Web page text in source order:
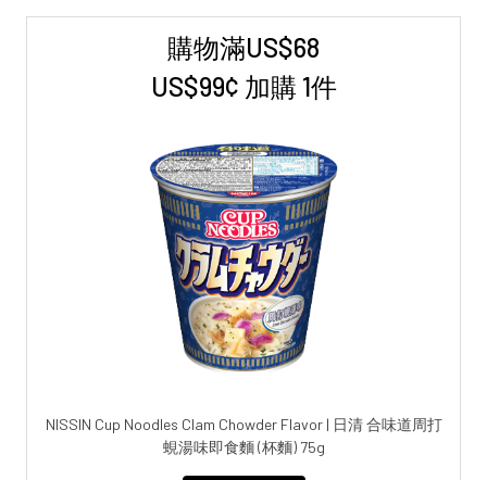
購物滿US$68
US$99¢ 加購 1件
NISSIN Cup Noodles Clam Chowder Flavor | 日清 合味道周打
蜆湯味即食麵 (杯麵) 75g